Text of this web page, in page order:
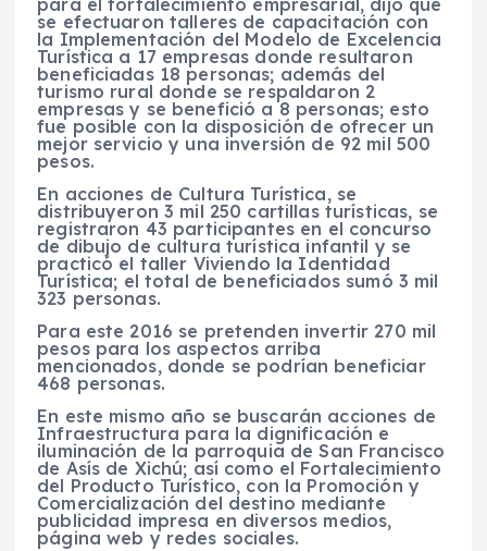
para el fortalecimiento empresarial, dijo que
se efectuaron talleres de capacitación con
la Implementación del Modelo de Excelencia
Turística a 17 empresas donde resultaron
beneficiadas 18 personas; además del
turismo rural donde se respaldaron 2
empresas y se benefició a 8 personas; esto
fue posible con la disposición de ofrecer un
mejor servicio y una inversión de 92 mil 500
pesos.
En acciones de Cultura Turística, se
distribuyeron 3 mil 250 cartillas turísticas, se
registraron 43 participantes en el concurso
de dibujo de cultura turística infantil y se
practicó el taller Viviendo la Identidad
Turística; el total de beneficiados sumó 3 mil
323 personas.
Para este 2016 se pretenden invertir 270 mil
pesos para los aspectos arriba
mencionados, donde se podrían beneficiar
468 personas.
En este mismo año se buscarán acciones de
Infraestructura para la dignificación e
iluminación de la parroquia de San Francisco
de Asís de Xichú; así como el Fortalecimiento
del Producto Turístico, con la Promoción y
Comercialización del destino mediante
publicidad impresa en diversos medios,
página web y redes sociales.